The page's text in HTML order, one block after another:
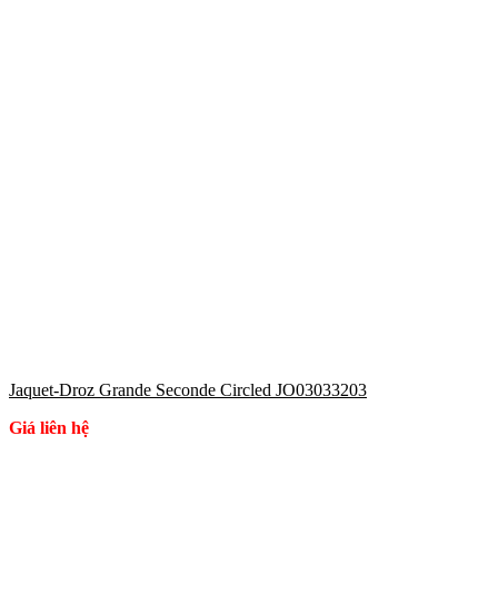
Jaquet-Droz Grande Seconde Circled JO03033203
Giá liên hệ